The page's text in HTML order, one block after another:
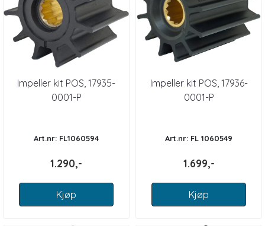
Impeller kit POS, 17935-
0001-P
Art.nr: FL1060594
1.290,-
Kjøp
Impeller kit POS, 17936-
0001-P
Art.nr: FL 1060549
1.699,-
Kjøp